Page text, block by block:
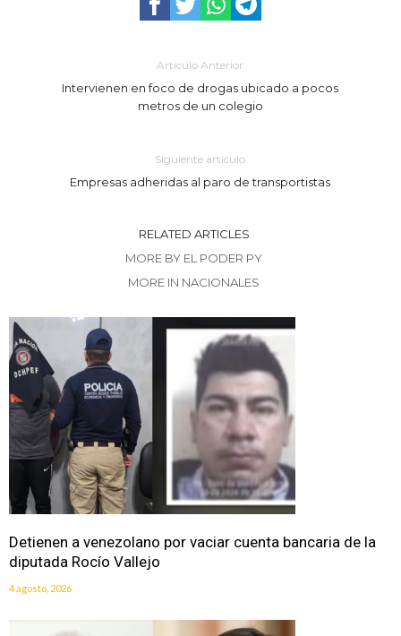
Artículo Anterior
Intervienen en foco de drogas ubicado a pocos
metros de un colegio
Siguiente artículo
Empresas adheridas al paro de transportistas
RELATED ARTICLES
MORE BY EL PODER PY
MORE IN NACIONALES
Detienen a venezolano por vaciar cuenta bancaria de la
diputada Rocío Vallejo
4 agosto, 2026